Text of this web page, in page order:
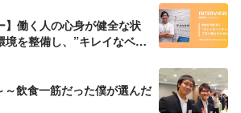
】働く人の心身が健全な状
を整備し、”キレイなベン
～飲食一筋だった僕が選んだ